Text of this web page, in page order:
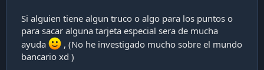
Si alguien tiene algun truco o algo para los puntos o
para sacar alguna tarjeta especial sera de mucha
ayuda
, (No he investigado mucho sobre el mundo
bancario xd )